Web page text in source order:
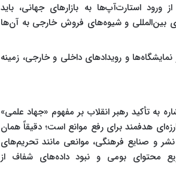
ورود استارت‌آپ‌ها به بازارهای جهانی، باید
بین‌المللی و شیوه‌های فروش خارجی به آن‌ها
و رویدادهای داخلی و خارجی، زمینه
به تأکید رهبر انقلاب بر مفهوم «جهاد علمی»
هدفمند برای رفع موانع است؛ دقیقاً همان
و صنایع فرهنگی، موانعی مانند تحریم‌های
محتوای بومی و نبود داده‌های شفاف از